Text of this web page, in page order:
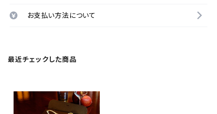
お支払い方法について
最近チェックした商品